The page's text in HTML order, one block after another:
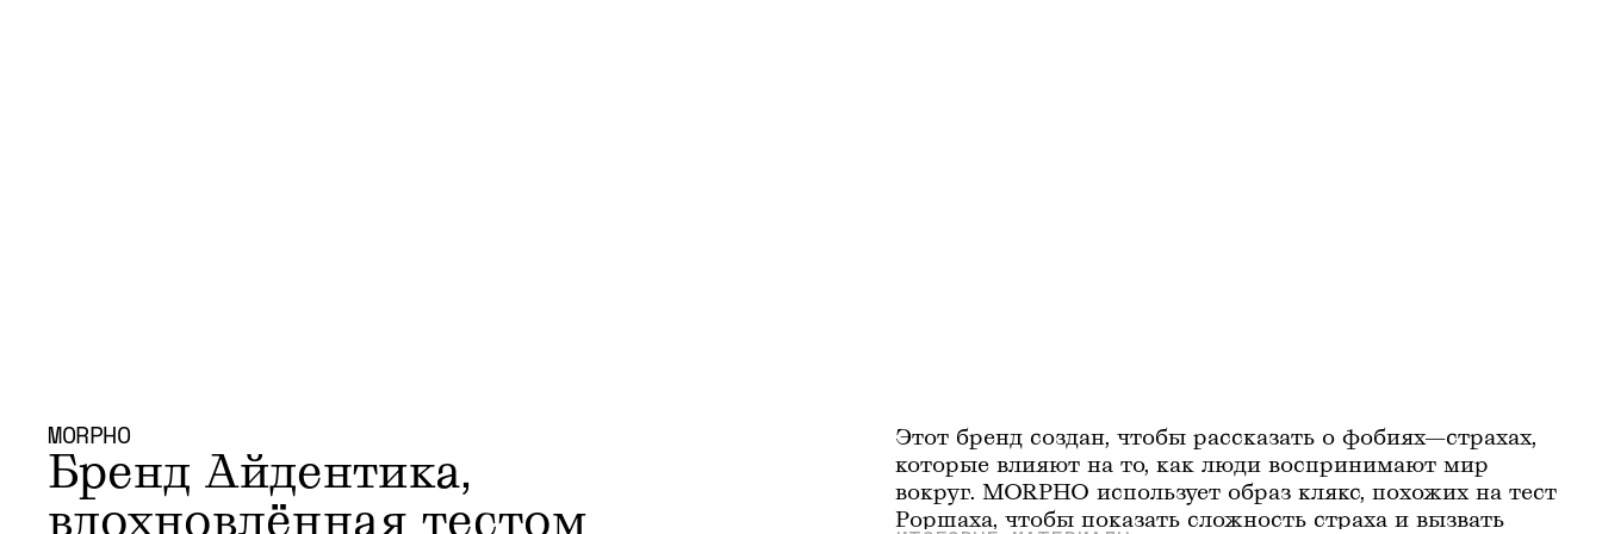
MORPHO
Бренд Айдентика,
вдохновлённая тестом
Этот бренд создан, чтобы рассказать о фобиях—страхах,
которые влияют на то, как люди воспринимают мир
вокруг. MORPHO использует образ клякс, похожих на тест
Роршаха, чтобы показать сложность страха и вызвать